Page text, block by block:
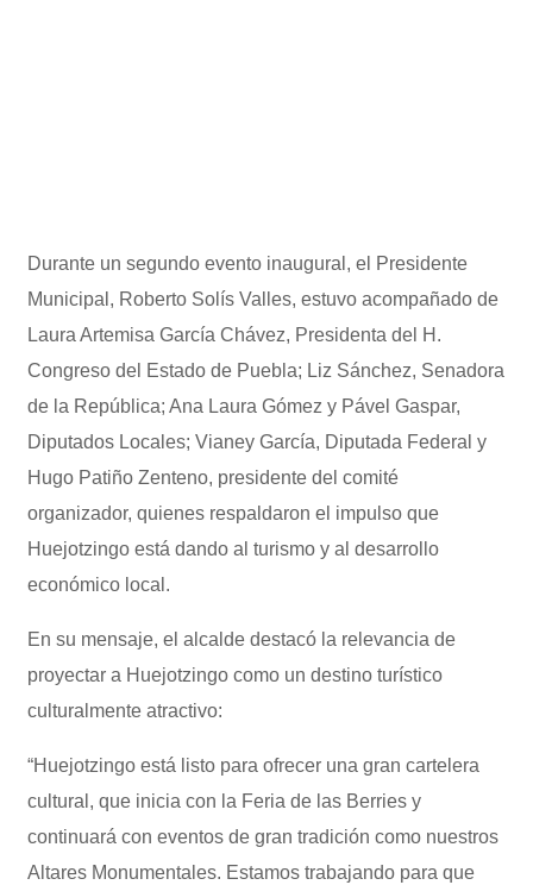
Durante un segundo evento inaugural, el Presidente
Municipal, Roberto Solís Valles, estuvo acompañado de
Laura Artemisa García Chávez, Presidenta del H.
Congreso del Estado de Puebla; Liz Sánchez, Senadora
de la República; Ana Laura Gómez y Pável Gaspar,
Diputados Locales; Vianey García, Diputada Federal y
Hugo Patiño Zenteno, presidente del comité
organizador, quienes respaldaron el impulso que
Huejotzingo está dando al turismo y al desarrollo
económico local.
En su mensaje, el alcalde destacó la relevancia de
proyectar a Huejotzingo como un destino turístico
culturalmente atractivo:
“Huejotzingo está listo para ofrecer una gran cartelera
cultural, que inicia con la Feria de las Berries y
continuará con eventos de gran tradición como nuestros
Altares Monumentales. Estamos trabajando para que